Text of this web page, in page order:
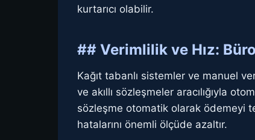
kurtarıcı olabilir.
## Verimlilik ve Hız:
Kağıt tabanlı sistemler ve manuel
ve akıllı sözleşmeler aracılığıyla
sözleşme otomatik olarak ödemeyi
hatalarını önemli ölçüde azaltır.